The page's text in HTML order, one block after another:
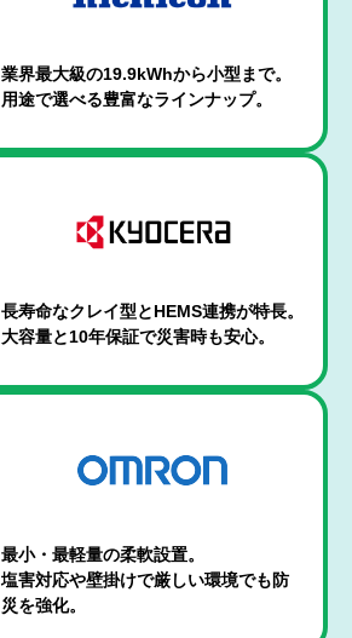
業界最大級の19.9kWhから小型まで。
用途で選べる豊富なラインナップ。
長寿命なクレイ型とHEMS連携が特長。
大容量と10年保証で災害時も安心。
最小・最軽量の柔軟設置。
塩害対応や壁掛けで厳しい環境でも防
災を強化。